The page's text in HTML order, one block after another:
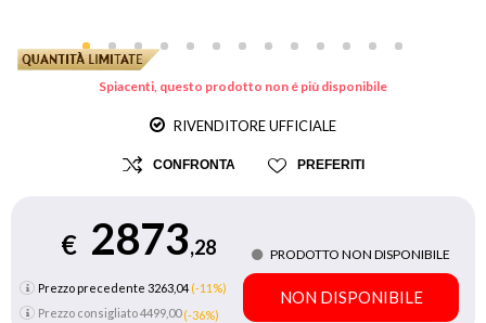
Spiacenti, questo prodotto non é più disponibile
RIVENDITORE UFFICIALE
CONFRONTA PREFERITI
€ 2873,28
Prezzo precedente 3263,04 (-11%)
Prezzo consigliato4499,00(-36%)
PRODOTTO NON DISPONIBILE
NON DISPONIBILE